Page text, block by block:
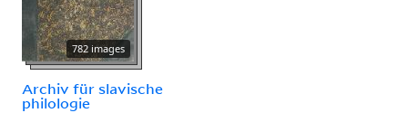
782 images
Archiv für slavische
philologie